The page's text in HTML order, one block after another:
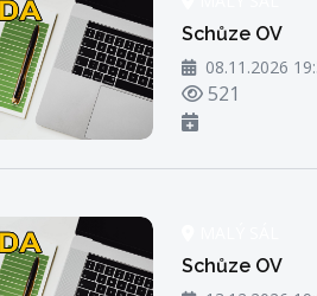
Schůze OV
08.11.2026
Počet
521
Schůze OV